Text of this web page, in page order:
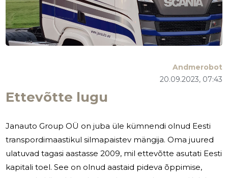
Ettevõtte lugu
20.09.2023, 07:43
Andmerobot
Janauto Group OÜ on juba üle kümnendi olnud Eesti
transpordimaastikul silmapaistev mängija. Oma juured
ulatuvad tagasi aastasse 2009, mil ettevõtte asutati Eesti
kapitali toel. See on olnud aastaid pideva õppimise,